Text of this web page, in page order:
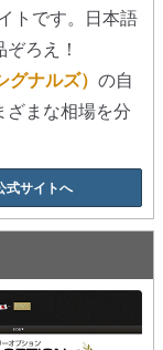
トです。日本語
ろえ！
ナルズ） の自
ざまな相場を分
式サイトへ